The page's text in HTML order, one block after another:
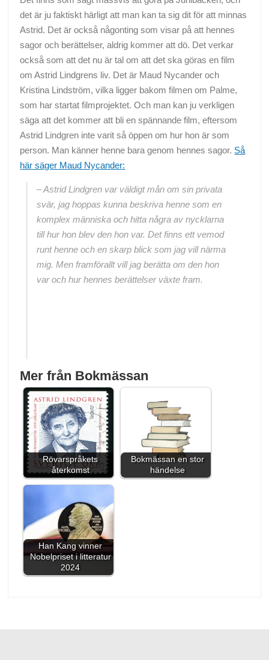
det är ju faktiskt härligt att man kan ta sig dit för att minnas
Astrid. Det är också någonting som visar på att hennes
sagor och berättelser, aldrig kommer att dö. Det verkar
också som att det nu är tal om att det ska göras en film
om Astrid Lindgrens liv. Det är Maud Nycander och
Kristina Lindström, vilka ligger bakom filmen om Palme,
som har startat filmprojektet. Och man kan ju verkligen
säga att det kommer att bli en spännande film, eftersom
Astrid Lindgren inte varit så öppen om hur hon är som
person. Man känner henne bara genom hennes sagor. Så
här säger Maud Nycander:
– Astrid Lindgren var väldigt mån om sin privata
svär, jag hoppas kunna beskriva henne som en
komplex människa och hitta några av nycklarna
till hur hon blev den hon var. Det finns ett vemod
runt henne och en skarp blick som jag vill närma
mig. Men framförallt vill jag berätta om den hon
var och hur hennes berättelser växte fram.
Mer från Bokmässan
Rövarspråkets
återkomst
Bokmässan en stor
händelse
Han Kang vinner
Nobelpriset i litteratur
2024